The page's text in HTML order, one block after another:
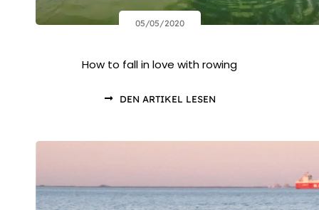
05/05/2020
How to fall in love with rowing
DEN ARTIKEL LESEN